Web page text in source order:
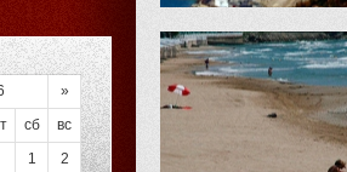
»
сб
вс
1
2